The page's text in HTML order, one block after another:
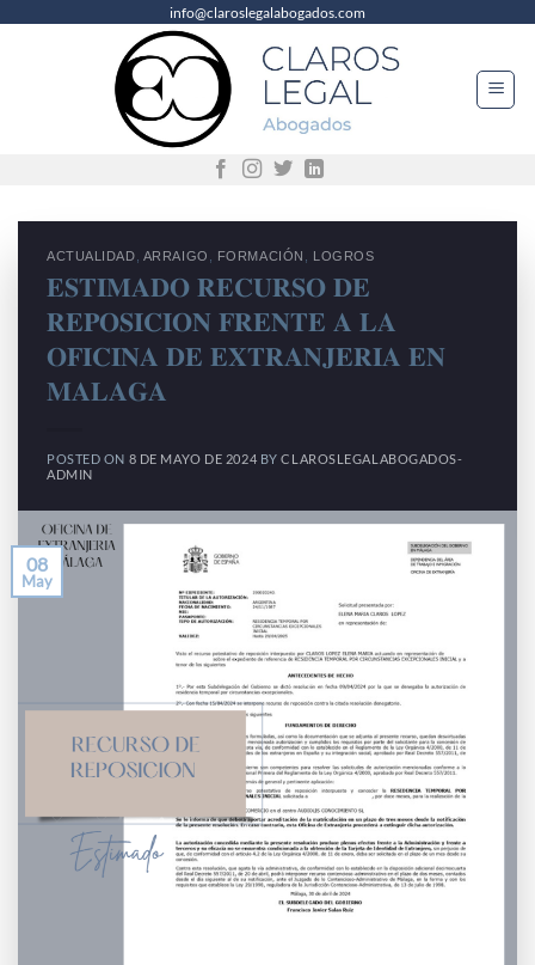
info@claroslegalabogados.com
ACTUALIDAD ARRAIGO FORMACIÓN LOGROS
𝐄𝐒𝐓𝐈𝐌𝐀𝐃𝐎 𝐑𝐄𝐂𝐔𝐑𝐒𝐎 𝐃𝐄
𝐑𝐄𝐏𝐎𝐒𝐈𝐂𝐈𝐎𝐍 𝐅𝐑𝐄𝐍𝐓𝐄 𝐀 𝐋𝐀
𝐎𝐅𝐈𝐂𝐈𝐍𝐀 𝐃𝐄 𝐄𝐗𝐓𝐑𝐀𝐍𝐉𝐄𝐑𝐈𝐀 𝐄𝐍
𝐌𝐀𝐋𝐀𝐆𝐀
POSTED ON 8 DE MAYO DE 2024 BYCLAROSLEGALABOGADOS-
ADMIN
08
May